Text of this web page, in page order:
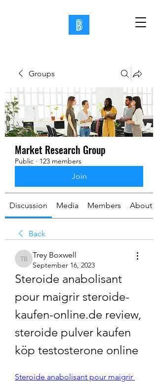
Groups
Market Research Group
Public · 123 members
Join
Discussion Media Members About
Back
Trey Boxwell
Trey Boxwell
September 16, 2023
Steroide anabolisant
pour maigrir steroide-
kaufen-online.de review,
steroide pulver kaufen
köp testosterone online
Steroide anabolisant pour maigrir